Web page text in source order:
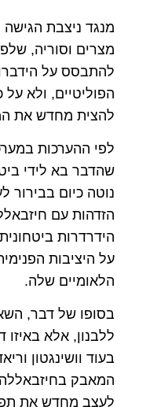
מנגד ניצבת
מצרים וסוריה,
להתבסס על
הפוליטיים, ולא על
להצית מחדש את
לפי ההערכות
שהדבר בא לידי
נוטה כיום
הזדהות עם
הידרדרות
על היציבות
הלאומיים שלה.
בסופו של דבר,
ללבנון, אלא
בעוד וושינגטון
המאבק
לעצב מחדש את